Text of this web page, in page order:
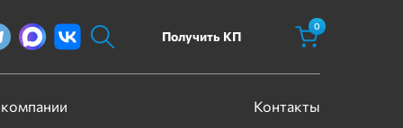
Получить КП
0
Контакты